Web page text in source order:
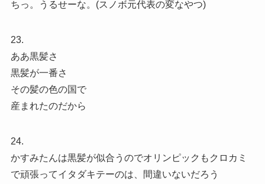
ちっ。うるせーな。(スノボ元代表の変なやつ)
23.
ああ黒髪さ
黒髪が一番さ
その髪の色の国で
産まれたのだから
24.
かすみたんは黒髪が似合うのでオリンピックもクロカミ
で頑張ってイタダキテーのは、間違いないだろう